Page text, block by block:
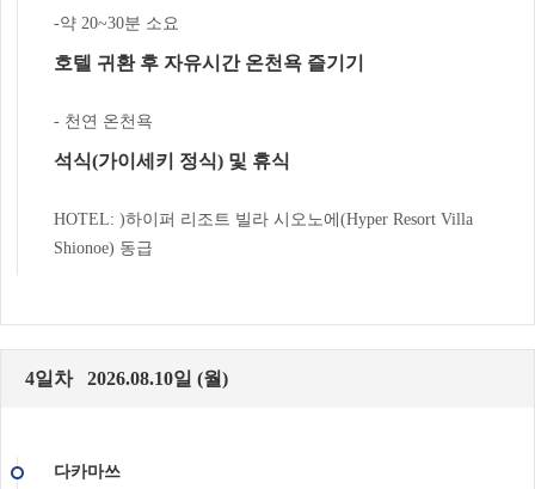
-약 20~30분 소요
호텔 귀환 후 자유시간 온천욕 즐기기
- 천연 온천욕
석식(가이세키 정식) 및 휴식
HOTEL: )하이퍼 리조트 빌라 시오노에(Hyper Resort Villa
Shionoe) 동급
4일차 2026.08.10일 (월)
다카마쓰